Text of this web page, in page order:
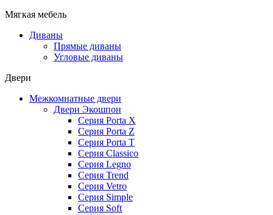
Мягкая мебель
Диваны
Прямые диваны
Угловые диваны
Двери
Межкомнатные двери
Двери Экошпон
Серия Porta X
Серия Porta Z
Серия Porta T
Серия Classico
Серия Legno
Серия Trend
Серия Vetro
Серия Simple
Серия Soft